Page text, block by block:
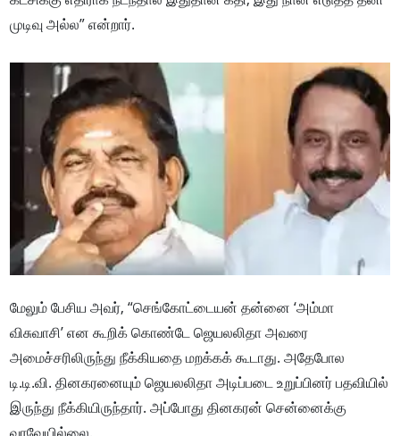
முடிவு அல்ல” என்றார்.
மேலும் பேசிய அவர், “செங்கோட்டையன் தன்னை ‘அம்மா
விசுவாசி’ என கூறிக் கொண்டே ஜெயலலிதா அவரை
அமைச்சரிலிருந்து நீக்கியதை மறக்கக் கூடாது. அதேபோல
டி.டி.வி. தினகரனையும் ஜெயலலிதா அடிப்படை உறுப்பினர் பதவியில்
இருந்து நீக்கியிருந்தார். அப்போது தினகரன் சென்னைக்கு